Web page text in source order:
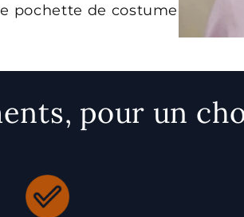
pochette de costume
pour un